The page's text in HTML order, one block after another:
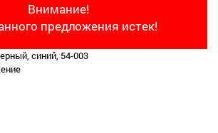
Внимание!
предложения истек!
синий, 54-003